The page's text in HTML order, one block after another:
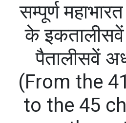
सम्पूर्ण
के
पैतालीसवें
(From the
to the 45